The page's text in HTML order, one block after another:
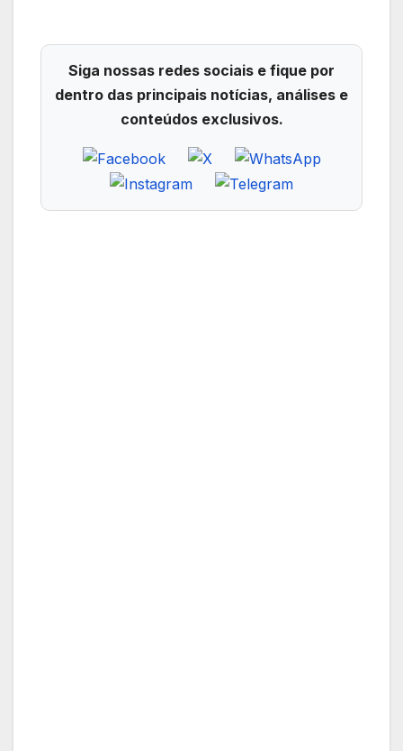
Siga nossas redes sociais e fique por
dentro das principais notícias, análises e
conteúdos exclusivos.